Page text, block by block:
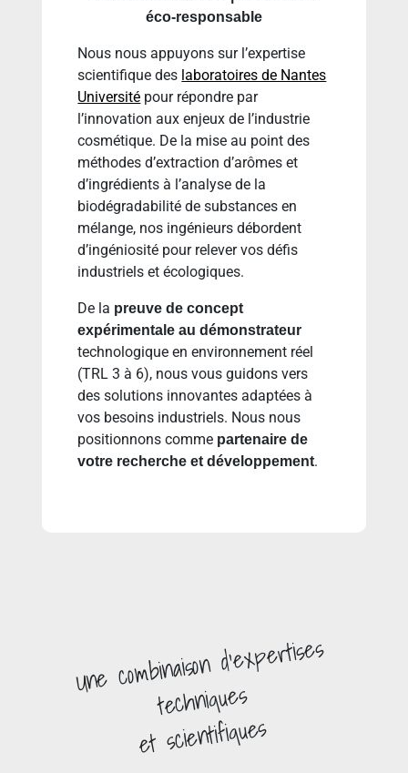
éco-responsable
Nous nous appuyons sur l’expertise
scientifique des laboratoires de Nantes
Université pour répondre par
l’innovation aux enjeux de l’industrie
cosmétique. De la mise au point des
méthodes d’extraction d’arômes et
d’ingrédients à l’analyse de la
biodégradabilité de substances en
mélange, nos ingénieurs débordent
d’ingéniosité pour relever vos défis
industriels et écologiques.
De la preuve de concept
expérimentale au démonstrateur
technologique en environnement réel
(TRL 3 à 6), nous vous guidons vers
des solutions innovantes adaptées à
vos besoins industriels. Nous nous
positionnons comme partenaire de
votre recherche et développement.
Unecombinaisond’expertises
techniques
etscientifiques